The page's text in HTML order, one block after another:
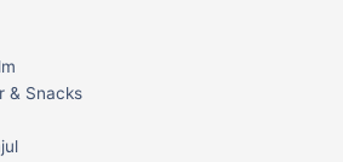
& Snacks